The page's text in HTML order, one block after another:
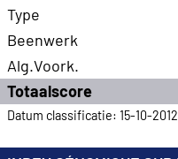
Type
Beenwerk
Alg.Voork.
Totaalscore
Datum classificatie: 15-10-2012